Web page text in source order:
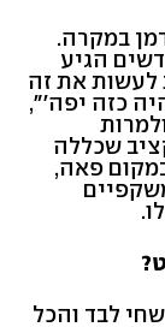
במקרה.
הגיע
לעשות את זה
כזה יפה'",
שכללה
במקום פאה,
לבד והכל